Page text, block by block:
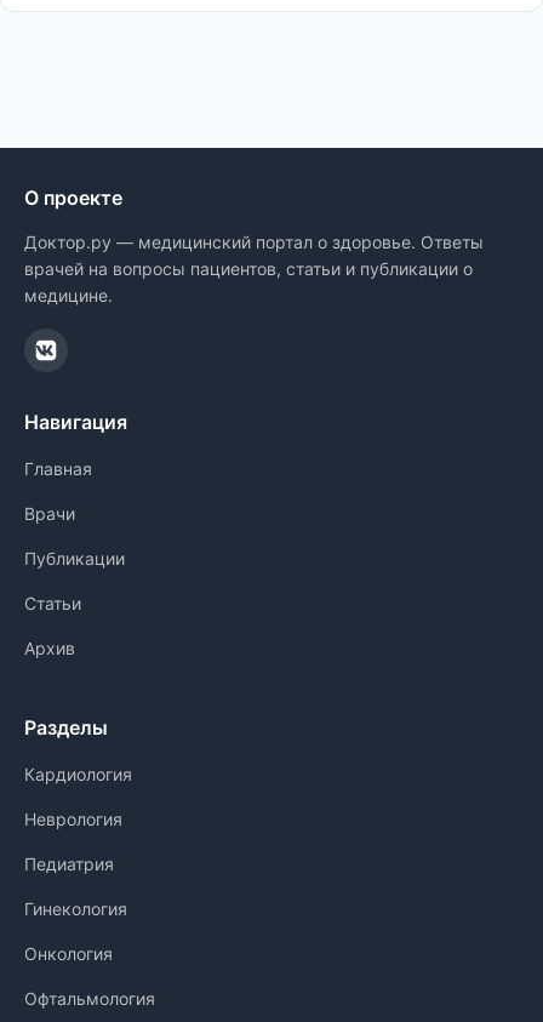
О проекте
Доктор.ру — медицинский портал о здоровье. Ответы
врачей на вопросы пациентов, статьи и публикации о
медицине.
Навигация
Главная
Врачи
Публикации
Статьи
Архив
Разделы
Кардиология
Неврология
Педиатрия
Гинекология
Онкология
Офтальмология